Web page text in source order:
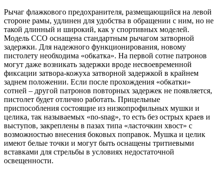
Рычаг флажкового предохранителя, размещающийся на левой
стороне рамы, удлинен для удобства в обращении с ним, но не
такой длинный и широкий, как у спортивных моделей.
Модель CCO оснащена стандартным рычагом затворной
задержки. Для надежного функционирования, новому
пистолету необходима «обкатка». На первой сотне патронов
могут даже возникать задержки вроде несвоевременной
фиксации затвора-кожуха затворной задержкой в крайнем
заднем положении. Если после прохождения «обкатки»
сотней – другой патронов повторных задержек не появляется,
пистолет будет отлично работать. Прицельные
приспособления состоящие из низкопрофильных мушки и
целика, так называемых «no-snag», то есть без острых краев и
выступов, закреплены в пазах типа «ласточкин хвост» с
возможностью внесения боковых поправок. Мушка и целик
имеют белые точки и могут быть оснащены тритиевыми
вставками для стрельбы в условиях недостаточной
освещенности.